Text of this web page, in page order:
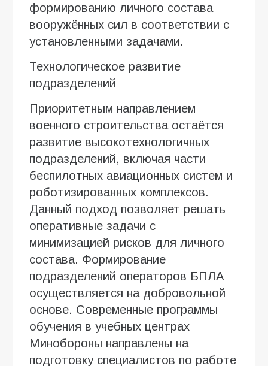
формированию личного состава
вооружённых сил в соответствии с
установленными задачами.
Технологическое развитие
подразделений
Приоритетным направлением
военного строительства остаётся
развитие высокотехнологичных
подразделений, включая части
беспилотных авиационных систем и
роботизированных комплексов.
Данный подход позволяет решать
оперативные задачи с
минимизацией рисков для личного
состава. Формирование
подразделений операторов БПЛА
осуществляется на добровольной
основе. Современные программы
обучения в учебных центрах
Минобороны направлены на
подготовку специалистов по работе